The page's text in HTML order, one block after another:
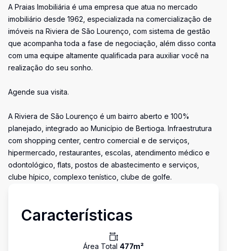
A Praias Imobiliária é uma empresa que atua no mercado
imobiliário desde 1962, especializada na comercialização de
imóveis na Riviera de São Lourenço, com sistema de gestão
que acompanha toda a fase de negociação, além disso conta
com uma equipe altamente qualificada para auxiliar você na
realização do seu sonho.
Agende sua visita.
A Riviera de São Lourenço é um bairro aberto e 100%
planejado, integrado ao Município de Bertioga. Infraestrutura
com shopping center, centro comercial e de serviços,
hipermercado, restaurantes, escolas, atendimento médico e
odontológico, flats, postos de abastecimento e serviços,
clube hípico, complexo tenístico, clube de golfe.
Características
Área Total 477m²